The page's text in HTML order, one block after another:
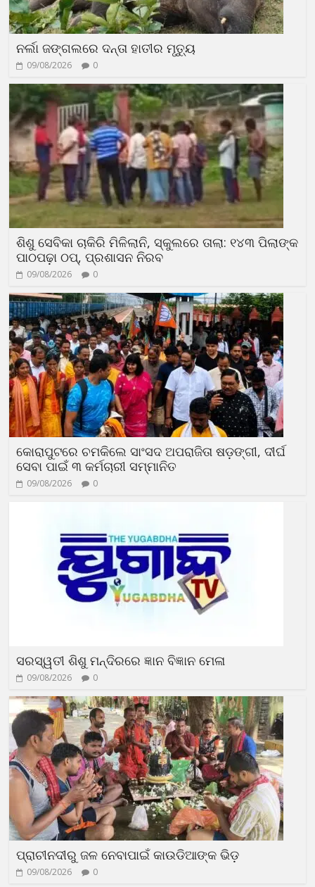
ନର୍ଲା ଜଙ୍ଗଲରେ ଦନ୍ତା ହାତୀର ମୃତ୍ୟୁ
09/08/2026 0
ଶିଶୁ ସେବିକା ଚାକିରି ମିଳିଲାନି, ସ୍କୁଲରେ ତାଲା: ୧୪୩ ପିଲାଙ୍କ
ପାଠପଢ଼ା ଠପ୍, ପ୍ରଶାସନ ନିରବ
09/08/2026 0
କୋରାପୁଟରେ ଚମକିଲେ ସାଂସଦ ଅପରାଜିତା ଷଡ଼ଙ୍ଗୀ, ଦୀର୍ଘ
ସେବା ପାଇଁ ୩ କର୍ମଚାରୀ ସମ୍ମାନିତ
09/08/2026 0
ସରସ୍ୱତୀ ଶିଶୁ ମନ୍ଦିରରେ ଜ୍ଞାନ ବିଜ୍ଞାନ ମେଳା
09/08/2026 0
ପ୍ରାଚୀନଦୀରୁ ଜଳ ନେବାପାଇଁ କାଉଡିଆଙ୍କ ଭିଡ଼
09/08/2026 0